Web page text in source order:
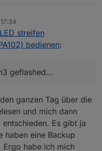
streifen
bedienen:
geflashed...
ganzen Tag über die
und mich dann
Es gibt ja
haben eine Backup
Ergo habe ich mich